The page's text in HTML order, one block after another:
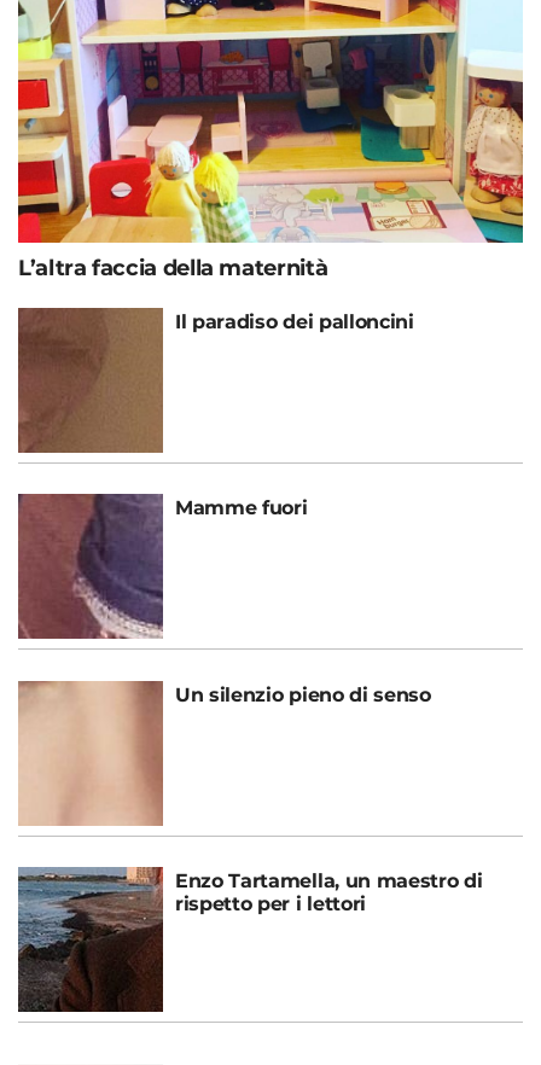
L’altra faccia della maternità
Il paradiso dei palloncini
Mamme fuori
Un silenzio pieno di senso
Enzo Tartamella, un maestro di
rispetto per i lettori